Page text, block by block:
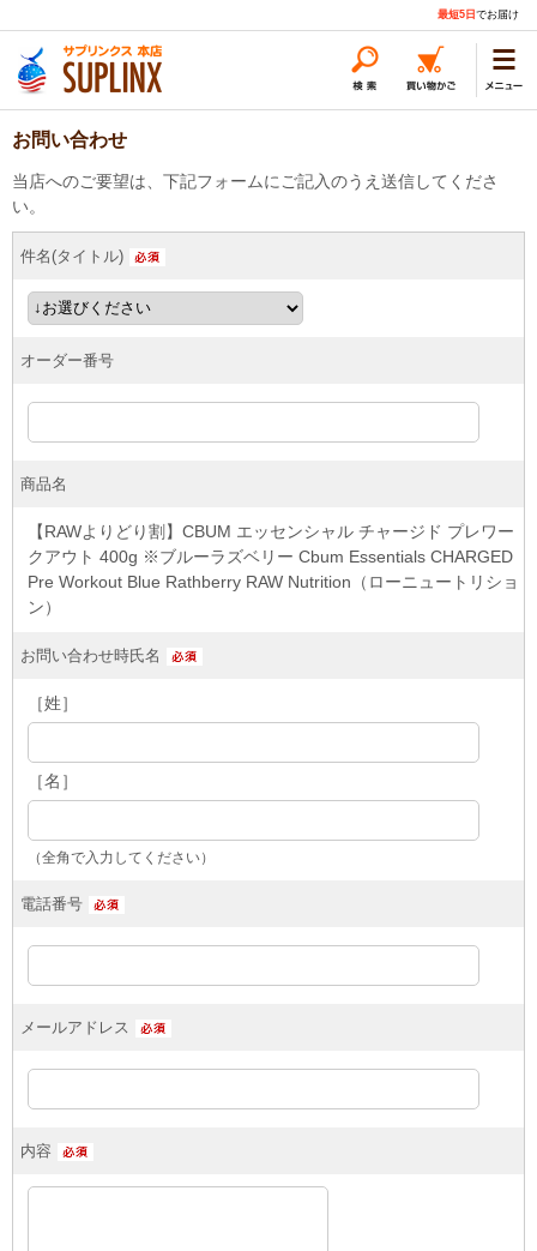
最短5日 でお届け
お問い合わせ
当店へのご要望は、下記フォームにご記入のうえ送信してくださ
い。
件名(タイトル)
オーダー番号
商品名
【RAWよりどり割】CBUM エッセンシャル チャージド プレワー
クアウト 400g ※ブルーラズベリー Cbum Essentials CHARGED
Pre Workout Blue Rathberry RAW Nutrition（ローニュートリショ
ン）
お問い合わせ時氏名
［姓］
［名］
（全角で入力してください）
電話番号
メールアドレス
内容